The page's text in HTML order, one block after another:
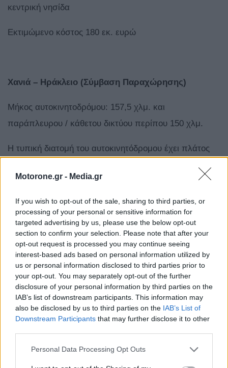
Motorone.gr - Media.gr
If you wish to opt-out of the sale, sharing to third parties, or
processing of your personal or sensitive information for
targeted advertising by us, please use the below opt-out
section to confirm your selection. Please note that after your
opt-out request is processed you may continue seeing
interest-based ads based on personal information utilized by
us or personal information disclosed to third parties prior to
your opt-out. You may separately opt-out of the further
disclosure of your personal information by third parties on the
IAB’s list of downstream participants. This information may
also be disclosed by us to third parties on the IAB’s List of
Downstream Participants that may further disclose it to other
Personal Data Processing Opt Outs
κεντρική νησίδα
Εκτιμώμενο κόστος 180 εκ. ευρώ
Χανιά – Ηράκλειο (Σύμβαση Παραχώρησης)
Μήκος αυτοκινητοδρόμου: 157,5 χλμ. και
παράπλευρου / κάθετου δικτύου περίπου 150 χλμ.
Η τυπική διατομή του αυτοκινητόδρομου έχει πλάτος
26 σήραγγες μονού κλάδου συνολικού μήκους
περίπου 34 χλμ.
10,80 χλμ. νέες γέφυρες, 23 εκ των οποίων
υπερβαίνουν τα 100 μέτρα μήκος
20 νέοι ανισόπεδοι κόμβοι και αναβάθμιση των
υπαρχόντων 18 ανισόπεδων κόμβων στις
Εκτιμώμενο κόστος 1,32 δισ ευρώ.